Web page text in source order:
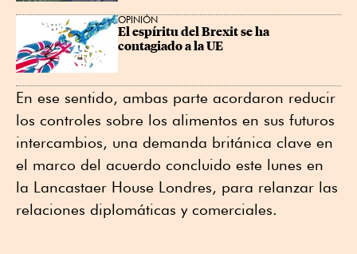
OPINIÓN
El espíritu del Brexit se ha
contagiado a la UE
En ese sentido, ambas parte acordaron reducir
los controles sobre los alimentos en sus futuros
intercambios, una demanda británica clave en
el marco del acuerdo concluido este lunes en
la Lancastaer House Londres, para relanzar las
relaciones diplomáticas y comerciales.